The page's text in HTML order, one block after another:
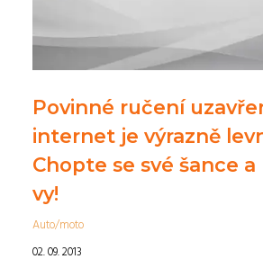
Povinné ručení
internet je výrazně
Chopte se své šance
vy!
Auto/moto
02. 09. 2013